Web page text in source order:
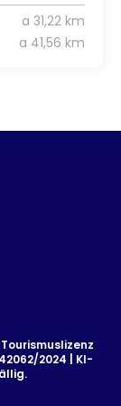
a 31,22 km
a 41,56 km
Tourismuslizenz
2024 | KI-